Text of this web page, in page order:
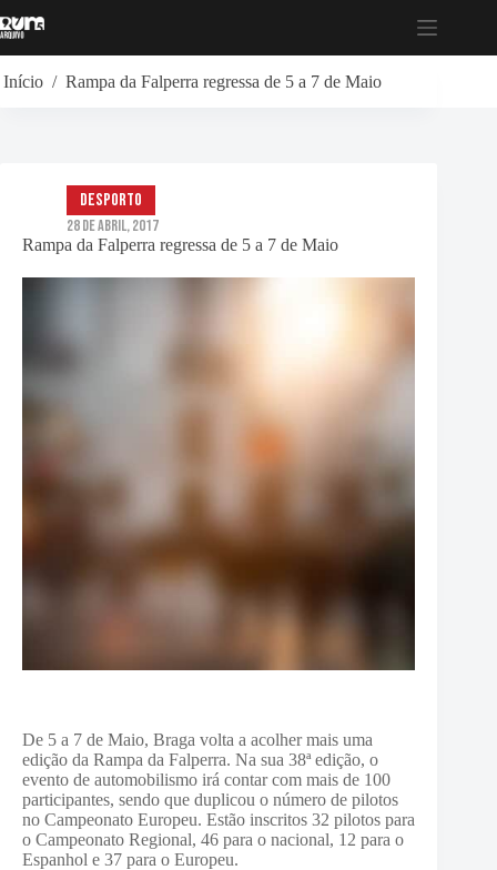
para
Início / Rampa da Falperra regressa de 5 a 7 de Maio
Rampa da Falperra regressa de 5 a 7 de Maio
Desporto
28 de Abril, 2017
De 5 a 7 de Maio, Braga volta a acolher mais uma
edição da Rampa da Falperra. Na sua 38ª edição, o
evento de automobilismo irá contar com mais de 100
participantes, sendo que duplicou o número de pilotos
no Campeonato Europeu. Estão inscritos 32 pilotos para
o Campeonato Regional, 46 para o nacional, 12 para o
Espanhol e 37 para o Europeu.